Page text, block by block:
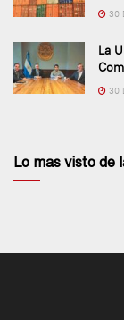
30
La
30
Lo mas visto de